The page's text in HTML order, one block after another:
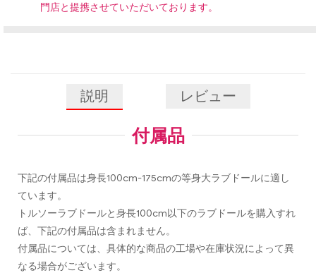
門店と提携させていただいております。
説明 レビュー
付属品
下記の付属品は身長100cm-175cmの等身大ラブドールに適し
ています。
トルソーラブドールと身長100cm以下のラブドールを購入すれ
ば、下記の付属品は含まれません。
付属品については、具体的な商品の工場や在庫状況によって異
なる場合がございます。